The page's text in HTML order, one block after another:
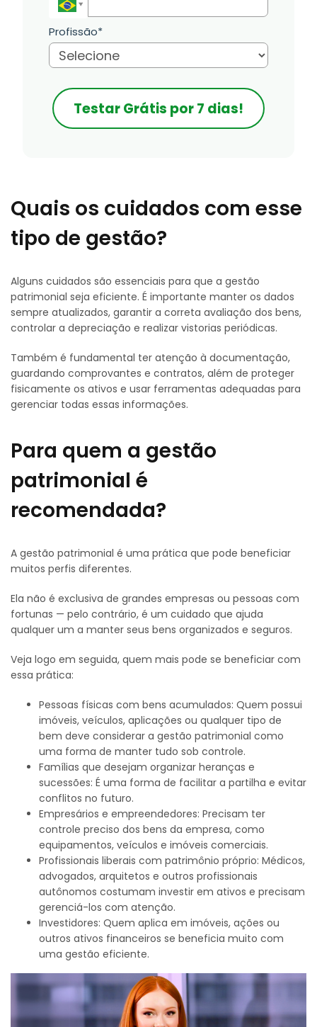
Profissão*
Testar Grátis por 7 dias!
Quais os cuidados com esse
tipo de gestão?
Alguns cuidados são essenciais para que a gestão
patrimonial seja eficiente. É importante manter os dados
sempre atualizados, garantir a correta avaliação dos bens,
controlar a depreciação e realizar vistorias periódicas.
Também é fundamental ter atenção à documentação,
guardando comprovantes e contratos, além de proteger
fisicamente os ativos e usar ferramentas adequadas para
gerenciar todas essas informações.
Para quem a gestão
patrimonial é
recomendada?
A gestão patrimonial é uma prática que pode beneficiar
muitos perfis diferentes.
Ela não é exclusiva de grandes empresas ou pessoas com
fortunas — pelo contrário, é um cuidado que ajuda
qualquer um a manter seus bens organizados e seguros.
Veja logo em seguida, quem mais pode se beneficiar com
essa prática:
Pessoas físicas com bens acumulados: Quem possui
imóveis, veículos, aplicações ou qualquer tipo de
bem deve considerar a gestão patrimonial como
uma forma de manter tudo sob controle.
Famílias que desejam organizar heranças e
sucessões: É uma forma de facilitar a partilha e evitar
conflitos no futuro.
Empresários e empreendedores: Precisam ter
controle preciso dos bens da empresa, como
equipamentos, veículos e imóveis comerciais.
Profissionais liberais com patrimônio próprio: Médicos,
advogados, arquitetos e outros profissionais
autônomos costumam investir em ativos e precisam
gerenciá-los com atenção.
Investidores: Quem aplica em imóveis, ações ou
outros ativos financeiros se beneficia muito com
uma gestão eficiente.